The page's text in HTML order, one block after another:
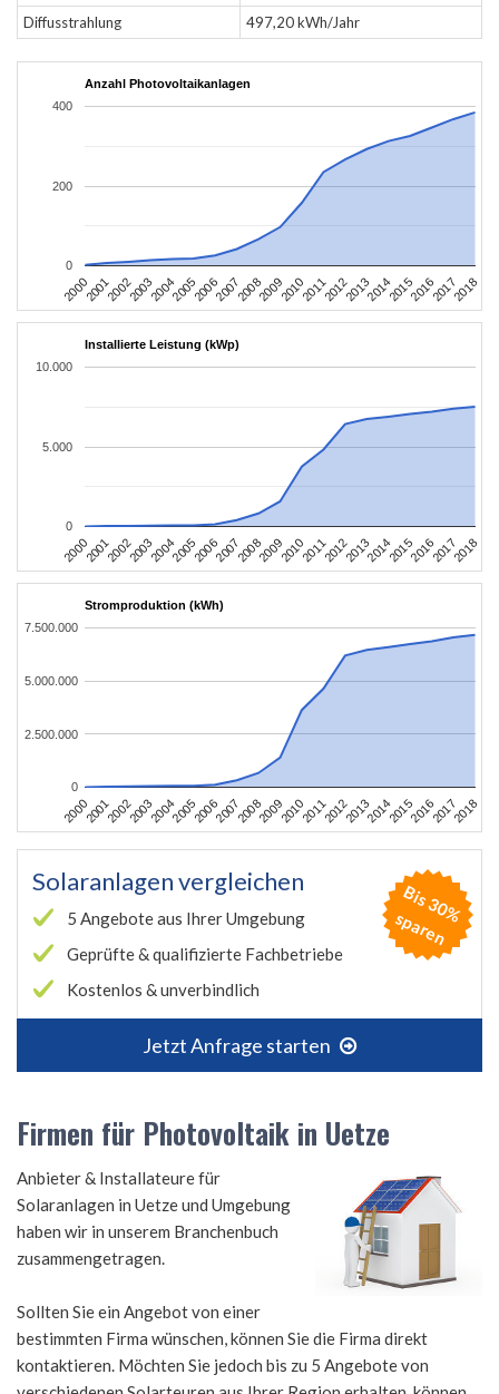
Diffusstrahlung
497,20 kWh/Jahr
Anzahl Photovoltaikanlagen
2000200120022003200420052006200720082009201020112012201320142015201620172018
0
200
400
Installierte Leistung (kWp)
2000200120022003200420052006200720082009201020112012201320142015201620172018
0
5.000
10.000
Stromproduktion (kWh)
2000200120022003200420052006200720082009201020112012201320142015201620172018
0
2.500.000
5.000.000
7.500.000
Solaranlagen vergleichen
5 Angebote aus Ihrer Umgebung
Geprüfte & qualifizierte Fachbetriebe
Kostenlos & unverbindlich
Jetzt Anfrage starten
B
is
3
0
%
s
p
a
r
e
n
Firmen für Photovoltaik in Uetze
Anbieter & Installateure für
Solaranlagen in Uetze und Umgebung
haben wir in unserem Branchenbuch
zusammengetragen.
Sollten Sie ein Angebot von einer
bestimmten Firma wünschen, können Sie die Firma direkt
kontaktieren. Möchten Sie jedoch bis zu 5 Angebote von